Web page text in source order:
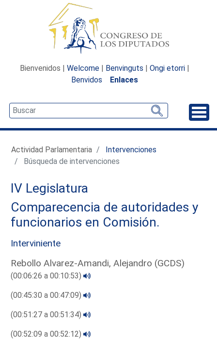
Bienvenidos | Welcome | Benvinguts | Ongi etorri |
Benvidos
Enlaces
Actividad Parlamentaria
Intervenciones
Búsqueda de intervenciones
IV Legislatura
Comparecencia de autoridades y
funcionarios en Comisión.
Interviniente
Rebollo Alvarez-Amandi, Alejandro (GCDS)
(00:06:26 a 00:10:53)
(00:45:30 a 00:47:09)
(00:51:27 a 00:51:34)
(00:52:09 a 00:52:12)